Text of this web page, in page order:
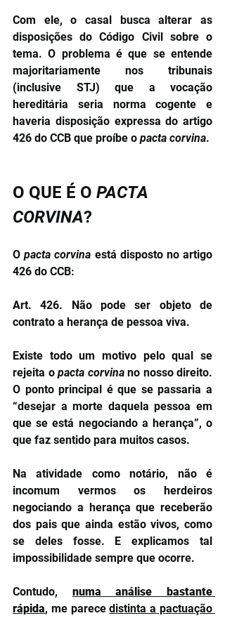
Com ele, o casal busca alterar as
disposições do Código Civil sobre o
tema. O problema é que se entende
majoritariamente nos tribunais
(inclusive STJ) que a vocação
hereditária seria norma cogente e
haveria disposição expressa do artigo
426 do CCB que proíbe o pacta corvina.
O QUE É O PACTA
CORVINA?
O pacta corvina está disposto no artigo
426 do CCB:
Art. 426. Não pode ser objeto de
contrato a herança de pessoa viva.
Existe todo um motivo pelo qual se
rejeita o pacta corvina no nosso direito.
O ponto principal é que se passaria a
“desejar a morte daquela pessoa em
que se está negociando a herança”, o
que faz sentido para muitos casos.
Na atividade como notário, não é
incomum vermos os herdeiros
negociando a herança que receberão
dos pais que ainda estão vivos, como
se deles fosse. E explicamos tal
impossibilidade sempre que ocorre.
Contudo, numa análise bastante
rápida, me parece distinta a pactuação